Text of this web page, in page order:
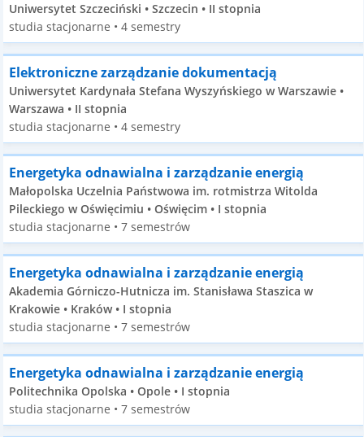
Uniwersytet Szczeciński • Szczecin • II stopnia
studia stacjonarne • 4 semestry
Elektroniczne zarządzanie dokumentacją
Uniwersytet Kardynała Stefana Wyszyńskiego w Warszawie •
Warszawa • II stopnia
studia stacjonarne • 4 semestry
Energetyka odnawialna i zarządzanie energią
Małopolska Uczelnia Państwowa im. rotmistrza Witolda
Pileckiego w Oświęcimiu • Oświęcim • I stopnia
studia stacjonarne • 7 semestrów
Energetyka odnawialna i zarządzanie energią
Akademia Górniczo-Hutnicza im. Stanisława Staszica w
Krakowie • Kraków • I stopnia
studia stacjonarne • 7 semestrów
Energetyka odnawialna i zarządzanie energią
Politechnika Opolska • Opole • I stopnia
studia stacjonarne • 7 semestrów